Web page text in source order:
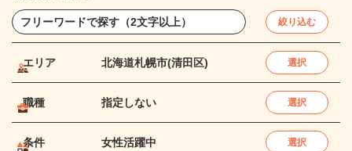
絞り込む
エリア 北海道札幌市(清田区) 選択
職種 指定しない 選択
条件 女性活躍中 選択